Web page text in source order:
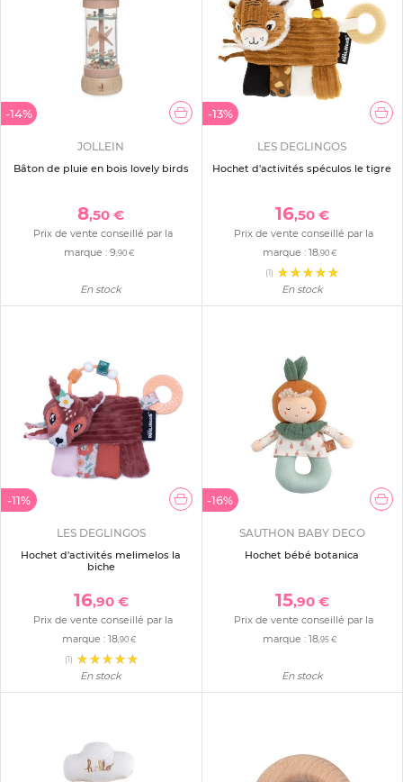
-14%
JOLLEIN
Bâton de pluie en bois lovely birds
8,50 €
Prix de vente conseillé par la
marque : 9,90 €
En stock
-13%
LES DEGLINGOS
Hochet d'activités spéculos le tigre
16,50 €
Prix de vente conseillé par la
marque :18,90 €
(1)
En stock
-11%
LES DEGLINGOS
Hochet d'activités melimelos la
biche
16,90 €
Prix de vente conseillé par la
marque : 18,90 €
(1)
En stock
-16%
SAUTHON BABY DECO
Hochet bébé botanica
15,90 €
Prix de vente conseillé par la
marque :18,95 €
En stock